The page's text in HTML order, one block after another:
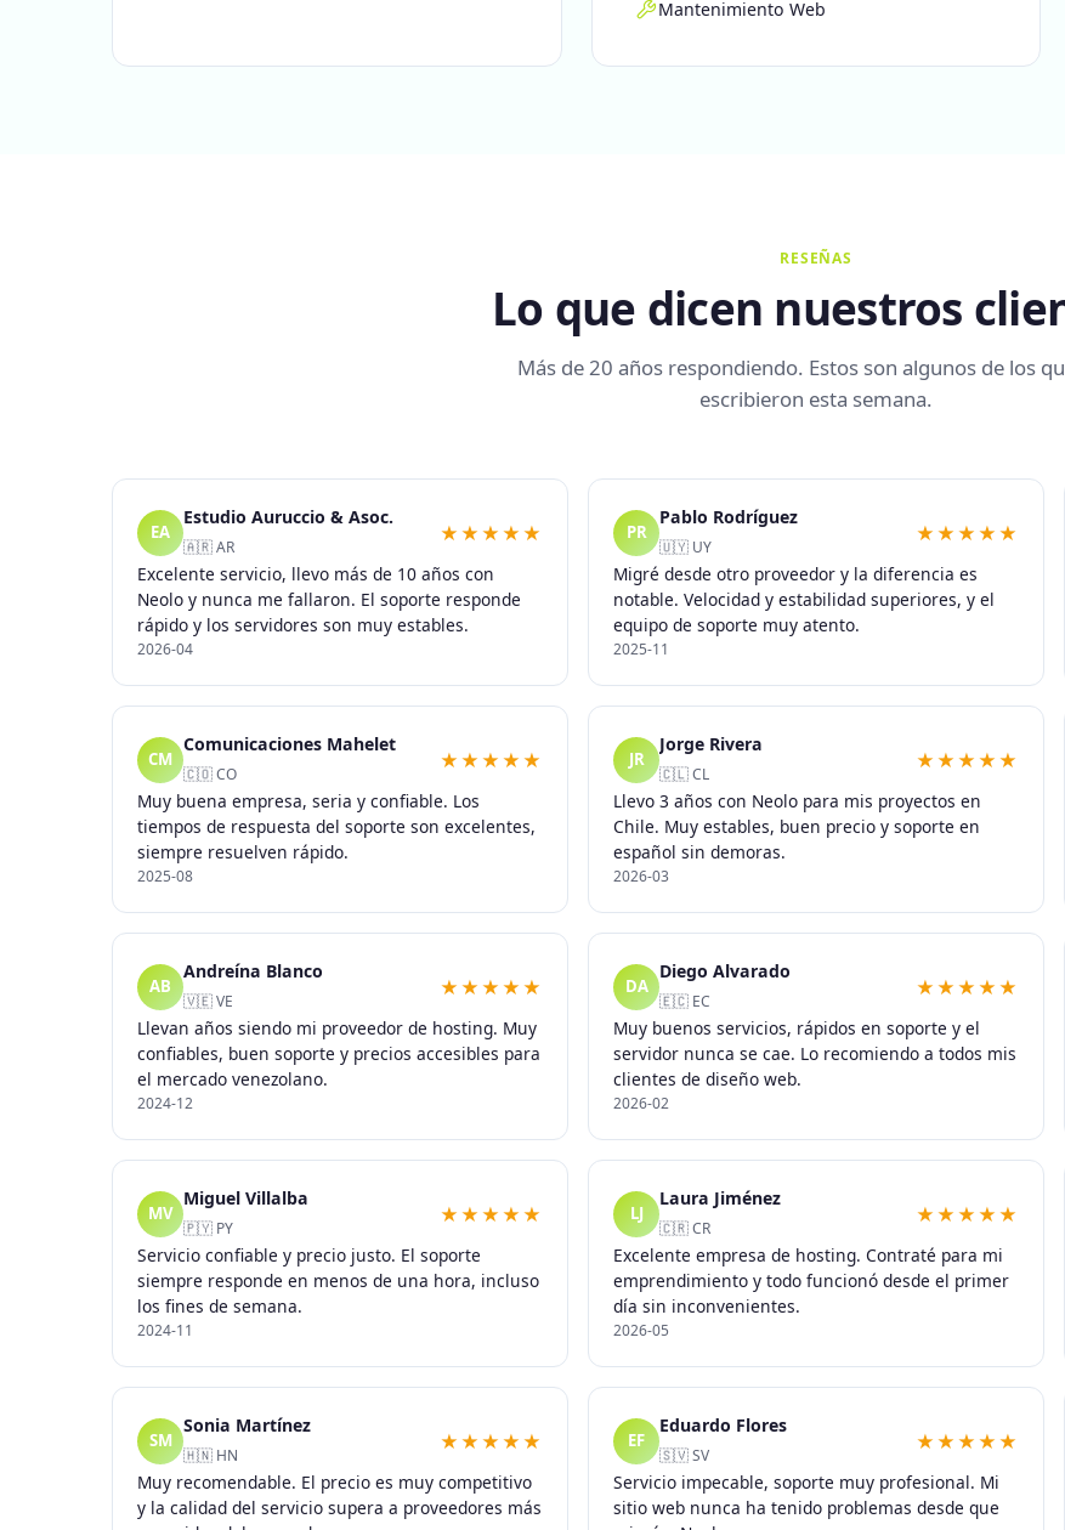
Mantenimiento Web
RESEÑAS
Lo que dicen nuestros
Más de 20 años respondiendo. Estos son algunos de los
escribieron esta semana.
EA
Estudio Auruccio & Asoc.
🇦🇷 AR
★★★★★
Excelente servicio, llevo más de 10 años con
Neolo y nunca me fallaron. El soporte responde
rápido y los servidores son muy estables.
2026-04
PR
Pablo Rodríguez
🇺🇾 UY
★★★★★
Migré desde otro proveedor y la diferencia es
notable. Velocidad y estabilidad superiores, y el
equipo de soporte muy atento.
2025-11
CM
Comunicaciones Mahelet
🇨🇴 CO
★★★★★
Muy buena empresa, seria y confiable. Los
tiempos de respuesta del soporte son excelentes,
siempre resuelven rápido.
2025-08
JR
Jorge Rivera
🇨🇱 CL
★★★★★
Llevo 3 años con Neolo para mis proyectos en
Chile. Muy estables, buen precio y soporte en
español sin demoras.
2026-03
AB
Andreína Blanco
🇻🇪 VE
★★★★★
Llevan años siendo mi proveedor de hosting. Muy
confiables, buen soporte y precios accesibles para
el mercado venezolano.
2024-12
DA
Diego Alvarado
🇪🇨 EC
★★★★★
Muy buenos servicios, rápidos en soporte y el
servidor nunca se cae. Lo recomiendo a todos mis
clientes de diseño web.
2026-02
MV
Miguel Villalba
🇵🇾 PY
★★★★★
Servicio confiable y precio justo. El soporte
siempre responde en menos de una hora, incluso
los fines de semana.
2024-11
LJ
Laura Jiménez
🇨🇷 CR
★★★★★
Excelente empresa de hosting. Contraté para mi
emprendimiento y todo funcionó desde el primer
día sin inconvenientes.
2026-05
SM
Sonia Martínez
🇭🇳 HN
★★★★★
Muy recomendable. El precio es muy competitivo
y la calidad del servicio supera a proveedores más
EF
Eduardo Flores
🇸🇻 SV
★★★★★
Servicio impecable, soporte muy profesional. Mi
sitio web nunca ha tenido problemas desde que